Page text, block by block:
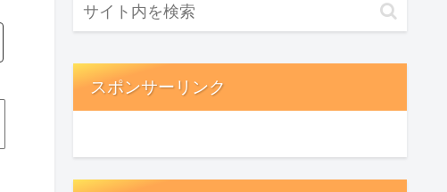
スポンサーリンク